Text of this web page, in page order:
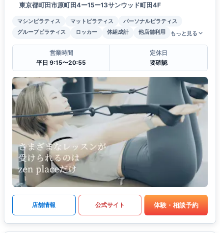
東京都町田市原町田4ー15ー13サンウッド町田4F
マシンピラティス マットピラティス
パーソナルピラティス
グループピラティス
ロッカー 体組成計 他店舗利用 もっと見る
営業時間
平日 9:15〜20:55
定休日
要確認
店舗情報 公式サイト 体験・相談予約